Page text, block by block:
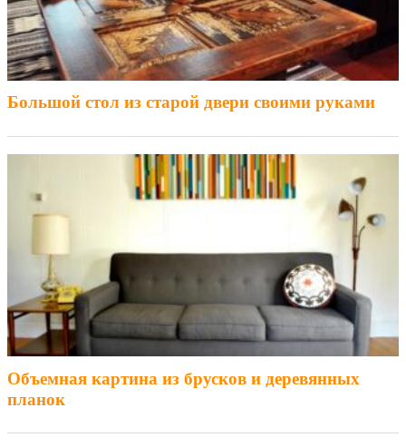
Большой стол из старой двери своими руками
Объемная картина из брусков и деревянных
планок